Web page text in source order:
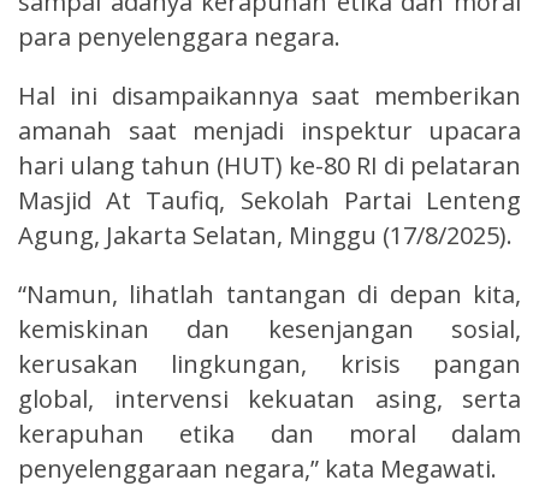
para penyelenggara negara.
Hal ini disampaikannya saat memberikan
amanah saat menjadi inspektur upacara
hari ulang tahun (HUT) ke-80 RI di pelataran
Masjid At Taufiq, Sekolah Partai Lenteng
Agung, Jakarta Selatan, Minggu (17/8/2025).
“Namun, lihatlah tantangan di depan kita,
kemiskinan dan kesenjangan sosial,
kerusakan lingkungan, krisis pangan
global, intervensi kekuatan asing, serta
kerapuhan etika dan moral dalam
penyelenggaraan negara,” kata Megawati.